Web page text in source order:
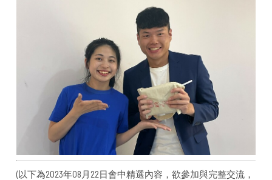
(以下為2023年08月22日會中精選內容，欲參加與完整交流，